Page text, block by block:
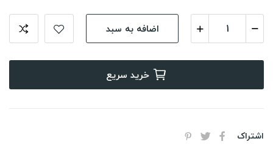
اضافه به سبد
خرید سریع
اشتراک